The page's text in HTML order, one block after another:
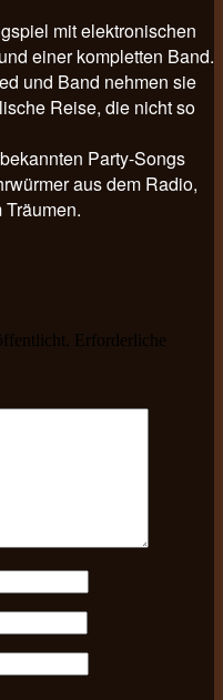
mit elektronischen
einer kompletten Band.
und Band nehmen sie
Reise, die nicht so
Party-Songs
aus dem Radio,
Erforderliche